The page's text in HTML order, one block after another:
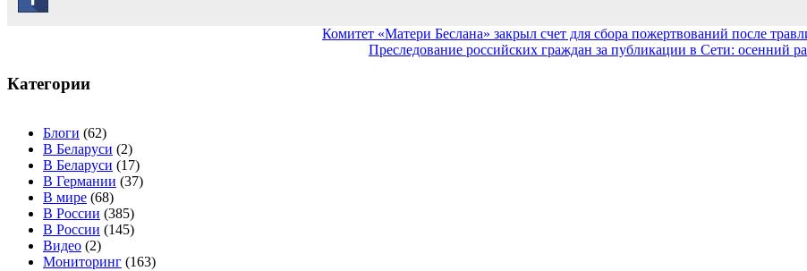
записям
Комитет «Матери Беслана» закрыл счет для сбора пожертвований после
Преследование российских граждан за публикации в Сети: осенний
Категории
Блоги (62)
В Беларуси (2)
В Беларуси (17)
В Германии (37)
В мире (68)
В России (385)
В России (145)
Видео (2)
Мониторинг (163)